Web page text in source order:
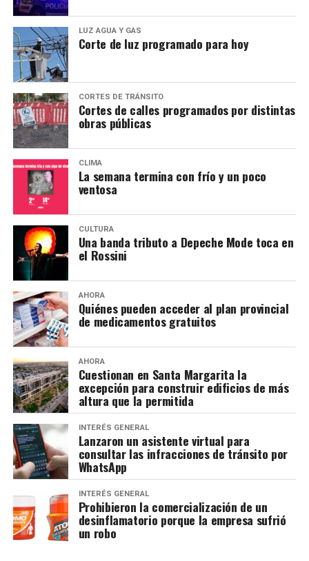
LUZ AGUA Y GAS
Corte de luz programado para hoy
CORTES DE TRÁNSITO
Cortes de calles programados por distintas
obras públicas
CLIMA
La semana termina con frío y un poco
ventosa
CULTURA
Una banda tributo a Depeche Mode toca en
el Rossini
AHORA
Quiénes pueden acceder al plan provincial
de medicamentos gratuitos
AHORA
Cuestionan en Santa Margarita la
excepción para construir edificios de más
altura que la permitida
INTERÉS GENERAL
Lanzaron un asistente virtual para
consultar las infracciones de tránsito por
WhatsApp
INTERÉS GENERAL
Prohibieron la comercialización de un
desinflamatorio porque la empresa sufrió
un robo